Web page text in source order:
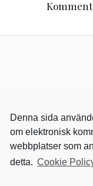
Denna sida
om elektronisk
webbplatser som
detta. Cookie